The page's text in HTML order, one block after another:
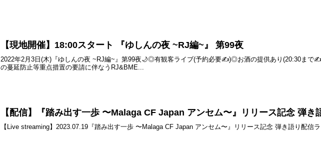
【現地開催】18:00スタート 『ゆしんの夜 ~RJ編~』 第99夜
2022年2月3日(木)『ゆしんの夜 ~RJ編~』第99夜🌙◎有観客ライブ(予約必要✍️)◎お酒の提供あり(20:30まで
の蔓延防止等重点措置の要請に伴なうRJ&BME...
【配信】『踏み出す一歩 〜Malaga CF Japan アンセム〜』リリース記念 弾き
【Live streaming】2023.07.19『踏み出す一歩 〜Malaga CF Japan アンセム〜』リリース記念 弾き語り配信